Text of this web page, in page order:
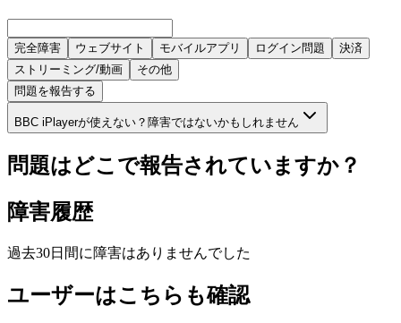
完全障害 ウェブサイト モバイルアプリ ログイン問題
決済
ストリーミング/動画
その他
問題を報告する
BBC iPlayerが使えない？障害ではないかもしれません
問題はどこで報告されていますか？
障害履歴
過去30日間に障害はありませんでした
ユーザーはこちらも確認